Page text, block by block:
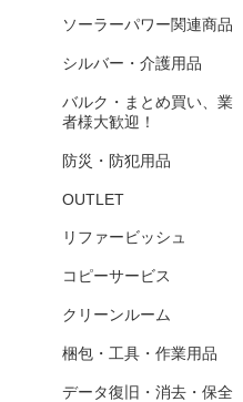
ソーラーパワー関連商品
シルバー・介護用品
バルク・まとめ買い、業
者様大歓迎！
防災・防犯用品
OUTLET
リファービッシュ
コピーサービス
クリーンルーム
梱包・工具・作業用品
データ復旧・消去・保全